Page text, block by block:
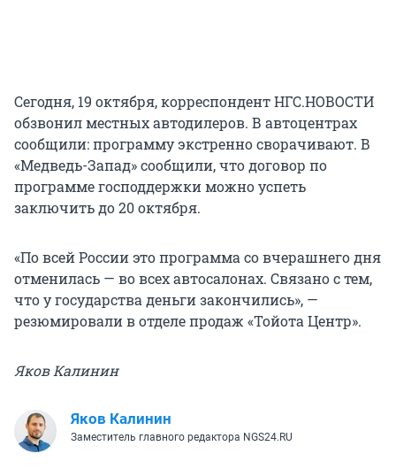
Сегодня, 19 октября, корреспондент НГС.НОВОСТИ
обзвонил местных автодилеров. В автоцентрах
сообщили: программу экстренно сворачивают. В
«Медведь-Запад» сообщили, что договор по
программе господдержки можно успеть
заключить до 20 октября.
«По всей России это программа со вчерашнего дня
отменилась — во всех автосалонах. Связано с тем,
что у государства деньги закончились», —
резюмировали в отделе продаж «Тойота Центр».
Яков Калинин
Яков Калинин
Заместитель главного редактора NGS24.RU